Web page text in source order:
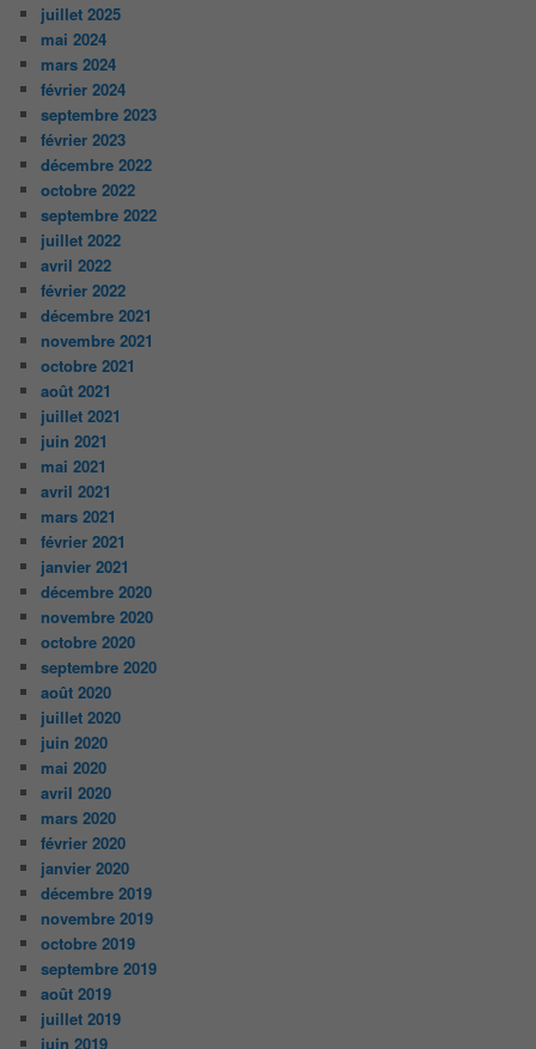
juillet 2025
mai 2024
mars 2024
février 2024
septembre 2023
février 2023
décembre 2022
octobre 2022
septembre 2022
juillet 2022
avril 2022
février 2022
décembre 2021
novembre 2021
octobre 2021
août 2021
juillet 2021
juin 2021
mai 2021
avril 2021
mars 2021
février 2021
janvier 2021
décembre 2020
novembre 2020
octobre 2020
septembre 2020
août 2020
juillet 2020
juin 2020
mai 2020
avril 2020
mars 2020
février 2020
janvier 2020
décembre 2019
novembre 2019
octobre 2019
septembre 2019
août 2019
juillet 2019
juin 2019